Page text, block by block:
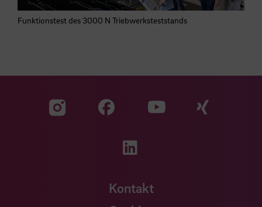
Funktionstest des 3000 N Triebwerksteststands
Zu unserer Facebook
Zu
Zu unserer
Kontakt